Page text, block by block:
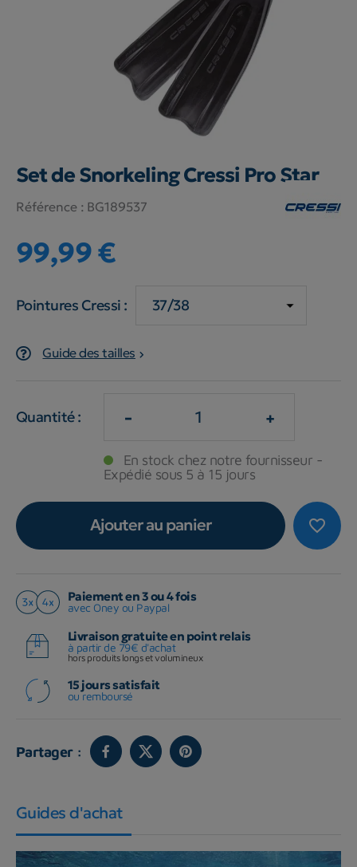
Set de Snorkeling Cressi Pro Star
Référence : BG189537
99,99 €
Pointures Cressi :
Guide des tailles
Quantité : - +
En stock chez notre fournisseur -
Expédié sous 5 à 15 jours
favorite_border
Ajouter au panier
Paiement en 3 ou 4 fois
avec Oney ou Paypal
Livraison gratuite en point relais
à partir de 79€ d'achat
hors produits longs et volumineux
15 jours satisfait
ou remboursé
Partager :
Guides d'achat